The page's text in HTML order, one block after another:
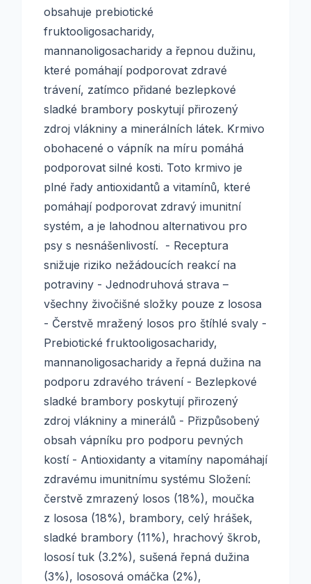
obsahuje prebiotické
fruktooligosacharidy,
mannanoligosacharidy a řepnou dužinu,
které pomáhají podporovat zdravé
trávení, zatímco přidané bezlepkové
sladké brambory poskytují přirozený
zdroj vlákniny a minerálních látek. Krmivo
obohacené o vápník na míru pomáhá
podporovat silné kosti. Toto krmivo je
plné řady antioxidantů a vitamínů, které
pomáhají podporovat zdravý imunitní
systém, a je lahodnou alternativou pro
psy s nesnášenlivostí. - Receptura
snižuje riziko nežádoucích reakcí na
potraviny - Jednodruhová strava –
všechny živočišné složky pouze z lososa
- Čerstvě mražený losos pro štíhlé svaly -
Prebiotické fruktooligosacharidy,
mannanoligosacharidy a řepná dužina na
podporu zdravého trávení - Bezlepkové
sladké brambory poskytují přirozený
zdroj vlákniny a minerálů - Přizpůsobený
obsah vápníku pro podporu pevných
kostí - Antioxidanty a vitamíny napomáhají
zdravému imunitnímu systému Složení:
čerstvě zmrazený losos (18%), moučka
z lososa (18%), brambory, celý hrášek,
sladké brambory (11%), hrachový škrob,
lososí tuk (3.2%), sušená řepná dužina
(3%), lososová omáčka (2%),